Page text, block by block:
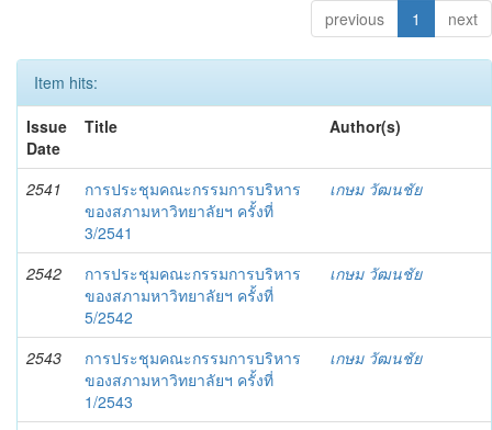
previous 1 next
Item hits:
Issue
Date
Title Author(s)
2541
การประชุมคณะกรรมการบริหาร
ของสภามหาวิทยาลัยฯ ครั้งที่
3/2541
เกษม วัฒนชัย
2542
การประชุมคณะกรรมการบริหาร
ของสภามหาวิทยาลัยฯ ครั้งที่
5/2542
เกษม วัฒนชัย
2543
การประชุมคณะกรรมการบริหาร
ของสภามหาวิทยาลัยฯ ครั้งที่
1/2543
เกษม วัฒนชัย